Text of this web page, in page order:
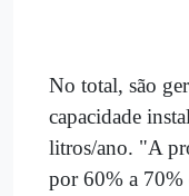
No total, são
capacidade
litros/ano. "A
por 60% a 70%